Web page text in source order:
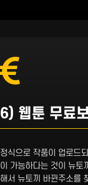
6) 웹툰 무료
정식으로 작품이 업로드
이 가능하다는 것이 뉴토
해서 뉴토끼 바뀐주소를